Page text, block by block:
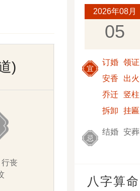
)
行丧
2026年08月
05
宜
订婚 领证
安香
出火
乔迁
竖柱
拆卸
挂匾
忌
结婚 安葬
八字算命